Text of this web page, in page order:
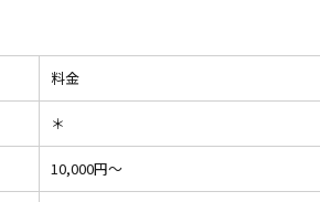
料金
＊
10,000円〜